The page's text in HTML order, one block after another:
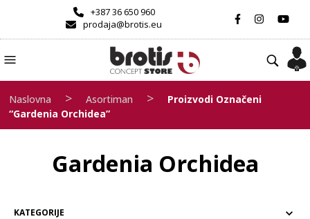
+387 36 650 960
prodaja@brotis.eu
Naslovna > Asortiman >
Proizvodi Označeni
“Gardenia Orchidea”
Gardenia Orchidea
KATEGORIJE